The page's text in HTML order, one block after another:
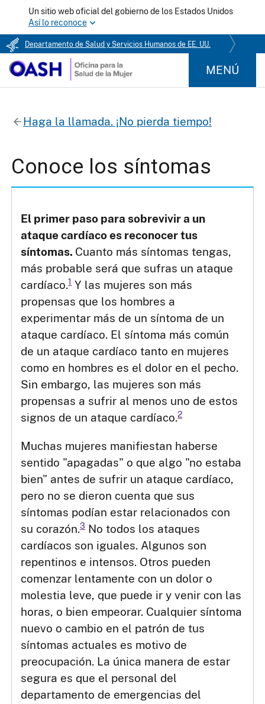
Un sitio web oficial del gobierno de los Estados Unidos
Así lo reconoce
Departamento de Salud y Servicios Humanos de EE. UU.
MENÚ
Haga la llamada. ¡No pierda tiempo!
Conoce los síntomas
El primer paso para sobrevivir a un
ataque cardíaco es reconocer tus
síntomas. Cuanto más síntomas tengas,
más probable será que sufras un ataque
cardíaco.1Y las mujeres son más
propensas que los hombres a
experimentar más de un síntoma de un
ataque cardíaco. El síntoma más común
de un ataque cardíaco tanto en mujeres
como en hombres es el dolor en el pecho.
Sin embargo, las mujeres son más
propensas a sufrir al menos uno de estos
signos de un ataque cardíaco.2
Muchas mujeres manifiestan haberse
sentido "apagadas" o que algo "no estaba
bien" antes de sufrir un ataque cardíaco,
pero no se dieron cuenta que sus
síntomas podían estar relacionados con
su corazón.3No todos los ataques
cardíacos son iguales. Algunos son
repentinos e intensos. Otros pueden
comenzar lentamente con un dolor o
molestia leve, que puede ir y venir con las
horas, o bien empeorar. Cualquier síntoma
nuevo o cambio en el patrón de tus
síntomas actuales es motivo de
preocupación. La única manera de estar
segura es que el personal del
departamento de emergencias del